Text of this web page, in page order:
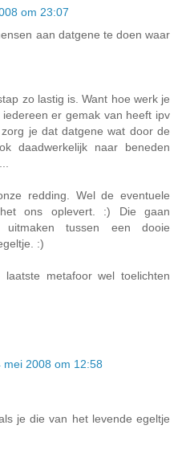
om 23:07
aan datgene te doen waar
zo lastig is. Want hoe werk je
er gemak van heeft ipv
je dat datgene wat door de
daadwerkelijk naar beneden
redding. Wel de eventuele
ons oplevert. :) Die gaan
uitmaken tussen een dooie
:)
metafoor wel toelichten
mei 2008 om 12:58
je die van het levende egeltje